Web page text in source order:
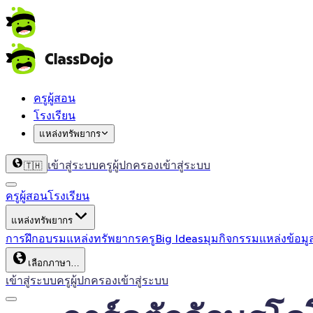
ครูผู้สอน
โรงเรียน
แหล่งทรัพยากร
🇹🇭 เข้าสู่ระบบครูผู้ปกครองเข้าสู่ระบบ
ครูผู้สอนโรงเรียน
แหล่งทรัพยากร
การฝึกอบรมแหล่งทรัพยากรครูBig Ideasมุมกิจกรรมแหล่งข้อมู
เลือกภาษา…
เข้าสู่ระบบครูผู้ปกครองเข้าสู่ระบบ